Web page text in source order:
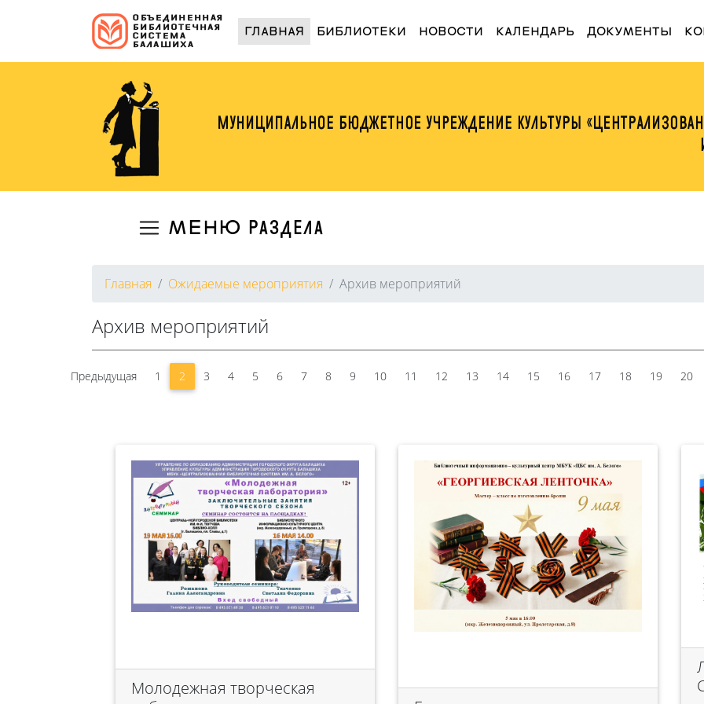
ГЛАВНАЯ (current)
БИБЛИОТЕКИ НОВОСТИ КАЛЕНДАРЬ ДОКУМЕНТЫ
МЕНЮ раздела
Главная Ожидаемые мероприятия Архив мероприятий
Архив мероприятий
Предыдущая 1 2 3 4 5 6 7 8 9 10 11 12 13 14 15 16 17 18 19 20
Молодежная творческая